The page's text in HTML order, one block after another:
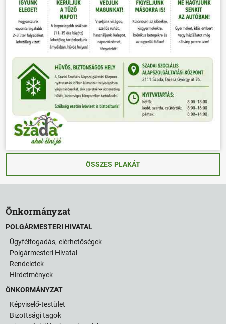
ÖSSZES PLAKÁT
Önkormányzat
POLGÁRMESTERI HIVATAL
Ügyfélfogadás, elérhetőségek
Polgármesteri Hivatal
Rendeletek
Hirdetmények
ÖNKORMÁNYZAT
Képviselő-testület
Bizottsági tagok